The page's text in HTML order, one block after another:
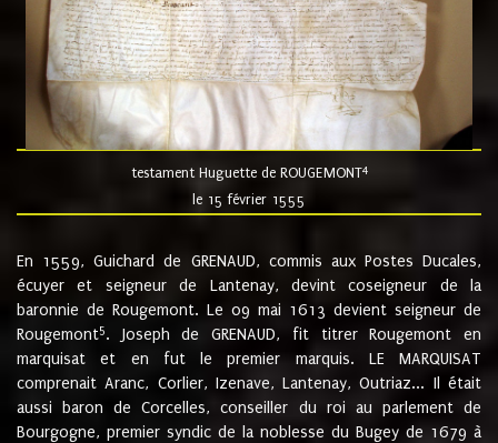
testament Huguette de ROUGEMONT4
le 15 février 1555
En 1559, Guichard de GRENAUD, commis aux Postes Ducales,
écuyer et seigneur de Lantenay, devint coseigneur de la
baronnie de Rougemont. Le 09 mai 1613 devient seigneur de
Rougemont5. Joseph de GRENAUD, fit titrer Rougemont en
marquisat et en fut le premier marquis. LE MARQUISAT
comprenait Aranc, Corlier, Izenave, Lantenay, Outriaz... Il était
aussi baron de Corcelles, conseiller du roi au parlement de
Bourgogne, premier syndic de la noblesse du Bugey de 1679 à